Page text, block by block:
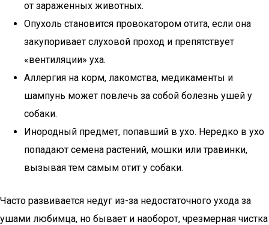
от зараженных животных.
Опухоль становится провокатором отита, если она
закупоривает слуховой проход и препятствует
«вентиляции» уха.
Аллергия на корм, лакомства, медикаменты и
шампунь может повлечь за собой болезнь ушей у
собаки.
Инородный предмет, попавший в ухо. Нередко в ухо
попадают семена растений, мошки или травинки,
вызывая тем самым отит у собаки.
Часто развивается недуг из-за недостаточного ухода за
ушами любимца, но бывает и наоборот, чрезмерная чистка